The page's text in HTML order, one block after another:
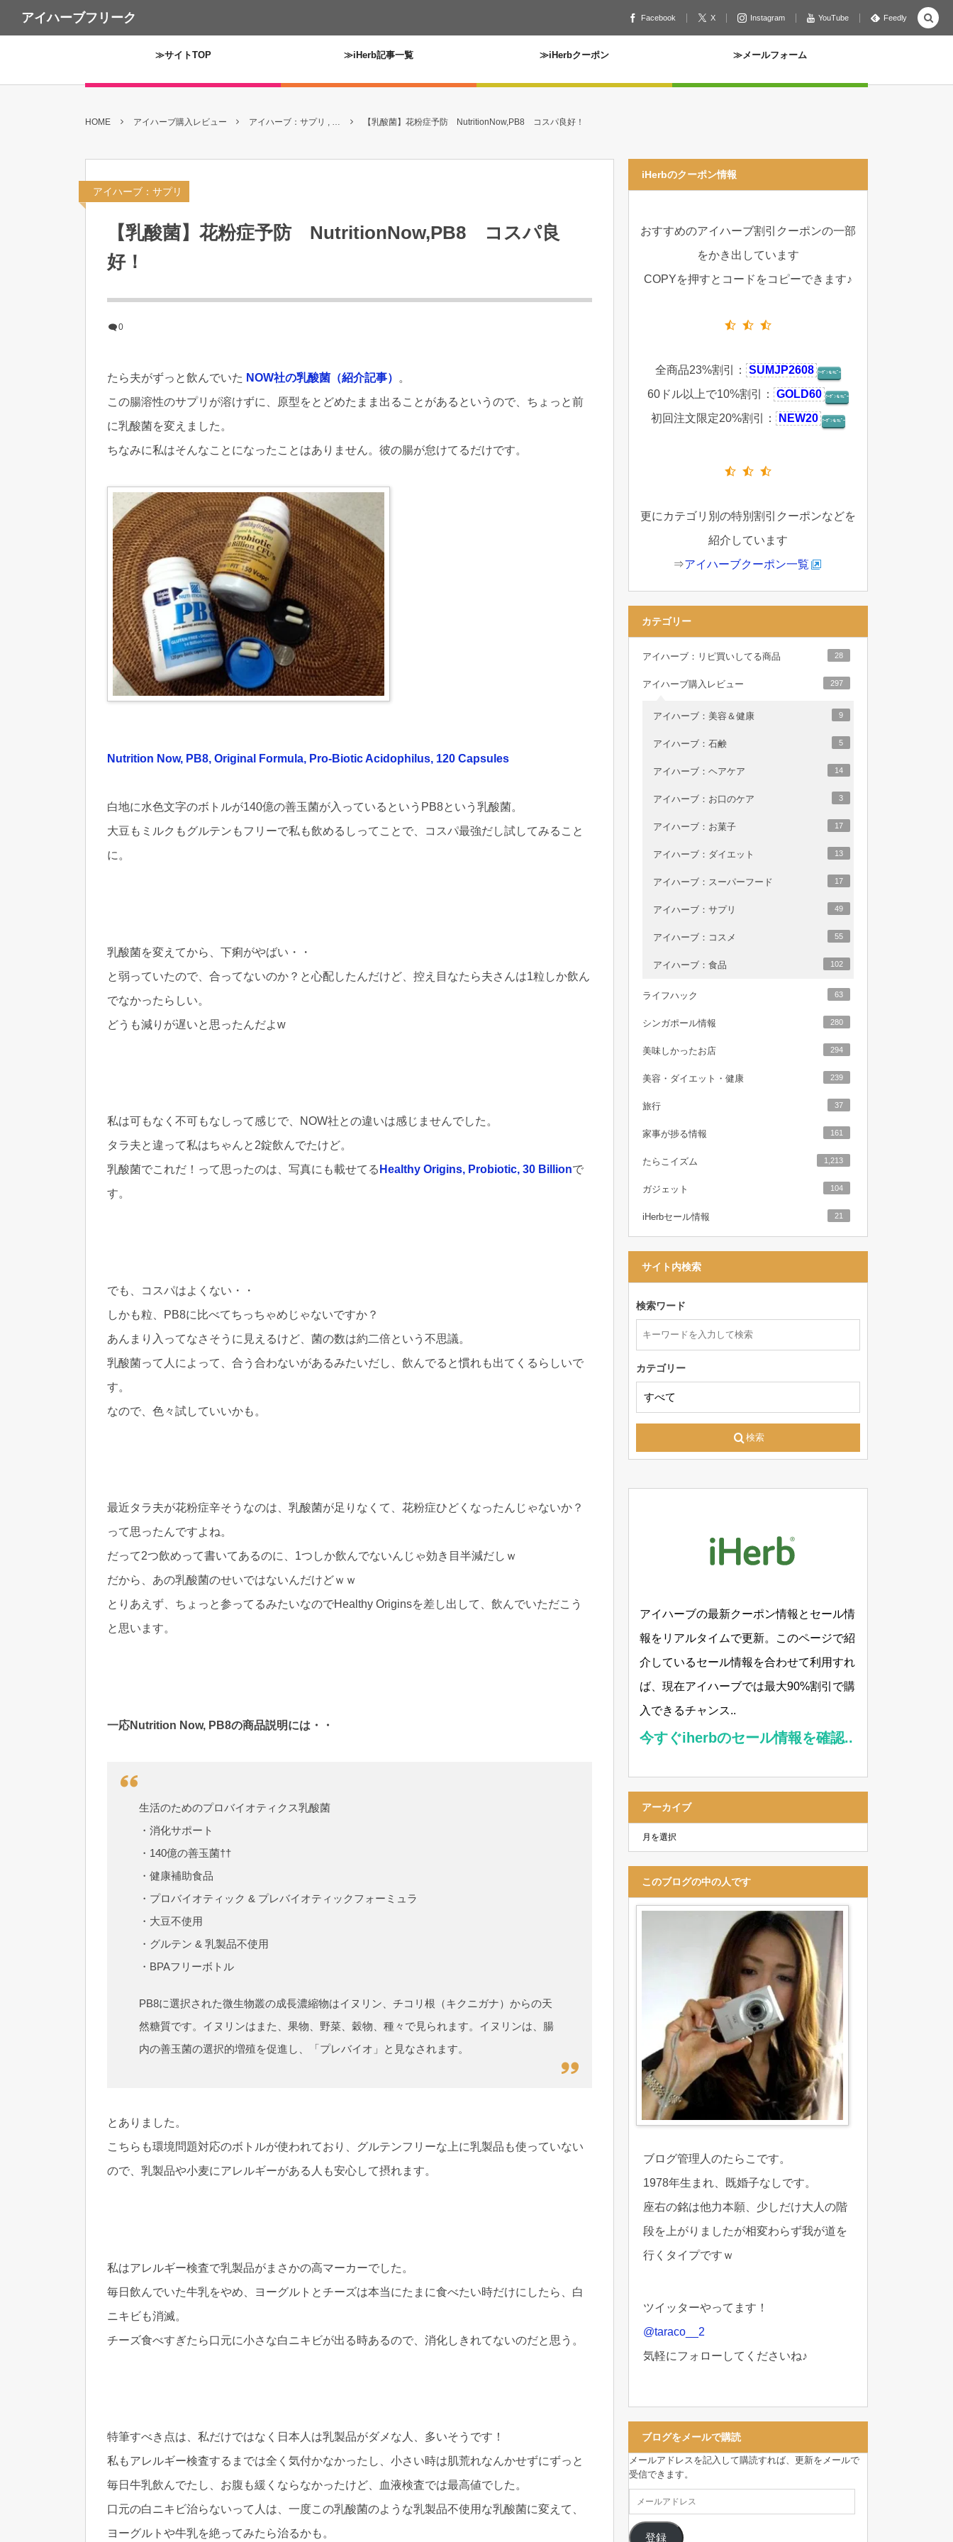
アイハーブフリーク Facebook X Instagram YouTube Feedly
≫サイトTOP ≫iHerb記事一覧 ≫iHerbクーポン ≫メールフォーム
HOME アイハーブ購入レビュー アイハーブ：サプリ , … 【乳酸菌】花粉症予防 NutritionNow,PB8 コスパ良好！
アイハーブ：サプリ
【乳酸菌】花粉症予防 NutritionNow,PB8 コスパ良
好！
0
たら夫がずっと飲んでいた NOW社の乳酸菌（紹介記事）
。
この腸溶性のサプリが溶けずに、原型をとどめたまま出ることがあるというので、ちょっと前
に乳酸菌を変えました。
ちなみに私はそんなことになったことはありません。彼の腸が怠けてるだけです。
Nutrition Now, PB8, Original Formula, Pro-Biotic Acidophilus, 120 Capsules
白地に水色文字のボトルが140億の善玉菌が入っているというPB8という乳酸菌。
大豆もミルクもグルテンもフリーで私も飲めるしってことで、コスパ最強だし試してみること
に。
乳酸菌を変えてから、下痢がやばい・・
と弱っていたので、合ってないのか？と心配したんだけど、控え目なたら夫さんは1粒しか飲ん
でなかったらしい。
どうも減りが遅いと思ったんだよw
私は可もなく不可もなしって感じで、NOW社との違いは感じませんでした。
タラ夫と違って私はちゃんと2錠飲んでたけど。
乳酸菌でこれだ！って思ったのは、写真にも載せてる Healthy Origins, Probiotic, 30 Billionで
す。
でも、コスパはよくない・・
しかも粒、PB8に比べてちっちゃめじゃないですか？
あんまり入ってなさそうに見えるけど、菌の数は約二倍という不思議。
乳酸菌って人によって、合う合わないがあるみたいだし、飲んでると慣れも出てくるらしいで
す。
なので、色々試していいかも。
最近タラ夫が花粉症辛そうなのは、乳酸菌が足りなくて、花粉症ひどくなったんじゃないか？
って思ったんですよね。
だって2つ飲めって書いてあるのに、1つしか飲んでないんじゃ効き目半減だしｗ
だから、あの乳酸菌のせいではないんだけどｗｗ
とりあえず、ちょっと参ってるみたいなのでHealthy Originsを差し出して、飲んでいただこう
と思います。
一応Nutrition Now, PB8の商品説明には・・
生活のためのプロバイオティクス乳酸菌
・消化サポート
・140億の善玉菌††
・健康補助食品
・プロバイオティック & プレバイオティックフォーミュラ
・大豆不使用
・グルテン & 乳製品不使用
・BPAフリーボトル
PB8に選択された微生物叢の成長濃縮物はイヌリン、チコリ根（キクニガナ）からの天
然糖質です。イヌリンはまた、果物、野菜、穀物、種々で見られます。イヌリンは、腸
内の善玉菌の選択的増殖を促進し、「プレバイオ」と見なされます。
とありました。
こちらも環境問題対応のボトルが使われており、グルテンフリーな上に乳製品も使っていない
ので、乳製品や小麦にアレルギーがある人も安心して摂れます。
私はアレルギー検査で乳製品がまさかの高マーカーでした。
毎日飲んでいた牛乳をやめ、ヨーグルトとチーズは本当にたまに食べたい時だけにしたら、白
ニキビも消滅。
チーズ食べすぎたら口元に小さな白ニキビが出る時あるので、消化しきれてないのだと思う。
特筆すべき点は、私だけではなく日本人は乳製品がダメな人、多いそうです！
私もアレルギー検査するまでは全く気付かなかったし、小さい時は肌荒れなんかせずにずっと
毎日牛乳飲んでたし、お腹も緩くならなかったけど、血液検査では最高値でした。
口元の白ニキビ治らないって人は、一度この乳酸菌のような乳製品不使用な乳酸菌に変えて、
ヨーグルトや牛乳を絶ってみたら治るかも。
iHerbのクーポン情報
おすすめのアイハーブ割引クーポンの一部
をかき出しています
COPYを押すとコードをコピーできます♪
全商品23%割引： SUMJP2608 ｸｰﾎﾟﾝをｺﾋﾟｰ
60ドル以上で10%割引： GOLD60 ｸｰﾎﾟﾝをｺﾋﾟｰ
初回注文限定20%割引： NEW20 ｸｰﾎﾟﾝをｺﾋﾟｰ
更にカテゴリ別の特別割引クーポンなどを
紹介しています
⇒アイハーブクーポン一覧
カテゴリー
アイハーブ：リピ買いしてる商品 28
アイハーブ購入レビュー 297
アイハーブ：美容＆健康 9
アイハーブ：石鹸 5
アイハーブ：ヘアケア 14
アイハーブ：お口のケア 3
アイハーブ：お菓子 17
アイハーブ：ダイエット 13
アイハーブ：スーパーフード 17
アイハーブ：サプリ 49
アイハーブ：コスメ 55
アイハーブ：食品 102
ライフハック 63
シンガポール情報 280
美味しかったお店 294
美容・ダイエット・健康 239
旅行 37
家事が捗る情報 161
たらこイズム 1,213
ガジェット 104
iHerbセール情報 21
サイト内検索
検索ワード
カテゴリー
検索
アイハーブの最新クーポン情報とセール情
報をリアルタイムで更新。このページで紹
介しているセール情報を合わせて利用すれ
ば、現在アイハーブでは最大90%割引で購
入できるチャンス..
今すぐiherbのセール情報を確認..
アーカイブ
このブログの中の人です
ブログ管理人のたらこです。
1978年生まれ、既婚子なしです。
座右の銘は他力本願、少しだけ大人の階
段を上がりましたが相変わらず我が道を
行くタイプですｗ
ツイッターやってます！
@taraco__2
気軽にフォローしてくださいね♪
ブログをメールで購読
メールアドレスを記入して購読すれば、更新をメールで
受信できます。
登録